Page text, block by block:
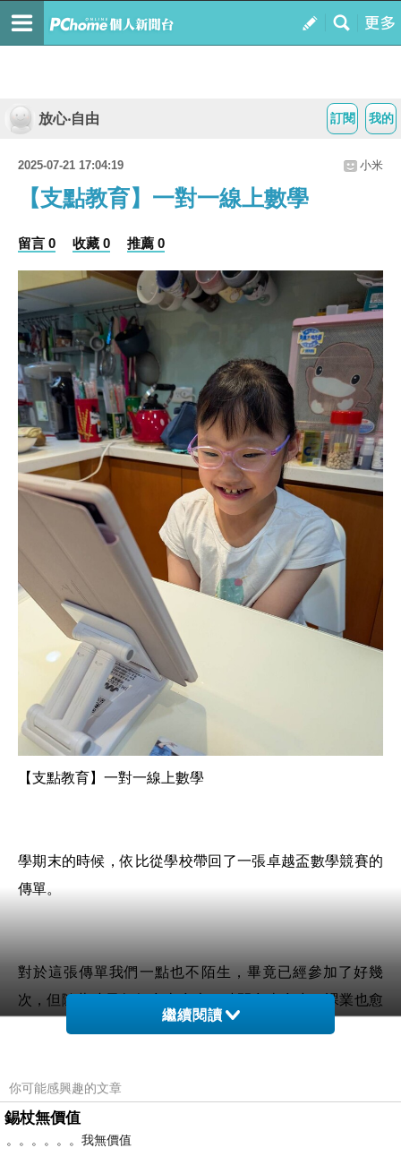
我的
訂閱
放心‧自由
2025-07-21 17:04:19 小米
【支點教育】一對一線上數學
留言 0 收藏 0 推薦 0
【支點教育】一對一線上數學
學期末的時候，依比從學校帶回了一張卓越盃數學競賽的
傳單。
對於這張傳單我們一點也不陌生，畢竟已經參加了好幾
次，但隨著孩子年紀愈來愈大、時間愈來愈少、課業也愈
來愈難，今年看到傳單時媽媽心裡直覺出現：『還是算了
竟眨巴眨巴著眼睛看著我，充滿希冀地問道：「我可以參
加嗎？」
繼續閱讀
你可能感興趣的文章
錫杖無價值
。。。。。。我無價值